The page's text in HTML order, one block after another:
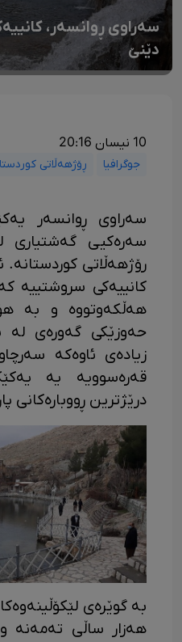
سەراوی ڕوانسەر،
دێنێ
10 نیسان 20:16
جوگرافیا ڕۆژهەڵاتی
سەراوی ڕوانسەر
سەرەکیی گەشتیاری
رۆژهەڵاتی
کانییەکی سروشتییە
هەڵکەوتووە و بە
حەوزێکی گەورەی
زیادەی ئاوەکە
قەرەسوویە یە
درێژترین ڕووبارەکانی
بە گوێرەی